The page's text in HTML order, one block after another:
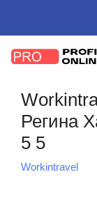
Регина
5 5
Workintravel